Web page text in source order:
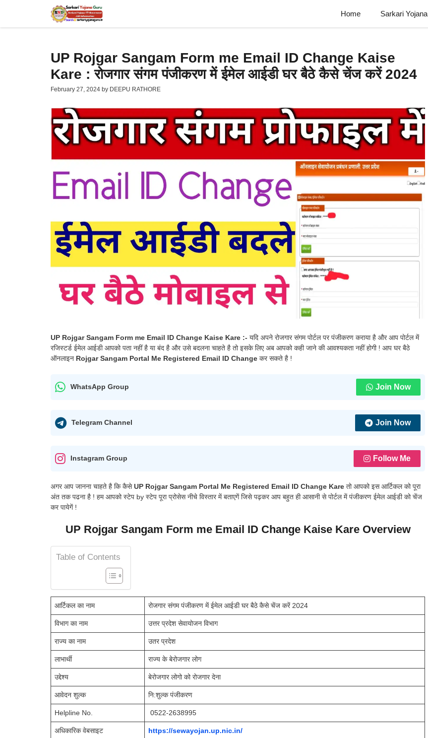
Home Sarkari Yojana
UP Rojgar Sangam Form me Email ID Change Kaise
Kare : रोजगार संगम पंजीकरण में ईमेल आईडी घर बैठे कैसे चेंज करें 2024
February 27, 2024 by DEEPU RATHORE
UP Rojgar Sangam Form me Email ID Change Kaise Kare :- यदि अपने रोजगार संगम पोर्टल पर पंजीकरण कराया है और आप पोर्टल में
रजिस्टर्ड ईमेल आईडी आपको पता नहीं है या बंद है और उसे बदलना चाहते है तो इसके लिए अब आपको कही जाने की आवश्यकता नहीं होगी ! आप घर बैठे
ऑनलाइन Rojgar Sangam Portal Me Registered Email ID Change कर सकते है !
WhatsApp Group Join Now
Telegram Channel Join Now
Instagram Group Follow Me
अगर आप जानना चाहते है कि कैसेUP Rojgar Sangam Portal Me Registered Email ID Change Kare तो आपको इस आर्टिकल को पूरा
अंत तक पढना है ! हम आपको स्टेप by स्टेप पूरा प्रोसेस नीचे विस्तार में बताएगें जिसे पढ़कर आप बहुत ही आसानी से पोर्टल में पंजीकरण ईमेल आईडी को चेंज
कर पायेगें !
UP Rojgar Sangam Form me Email ID Change Kaise Kare Overview
Table of Contents
आर्टिकल का नाम रोजगार संगम पंजीकरण में ईमेल आईडी घर बैठे कैसे चेंज करें 2024
विभाग का नाम उत्तर प्रदेश सेवायोजन विभाग
राज्य का नाम उतर प्रदेश
लाभार्थी राज्य के बेरोजगार लोग
उद्देश्य बेरोजगार लोगो को रोजगार देना
आवेदन शुल्क नि:शुल्क पंजीकरण
Helpline No. 0522-2638995
अधिकारिक वेबसाइट https://sewayojan.up.nic.in/